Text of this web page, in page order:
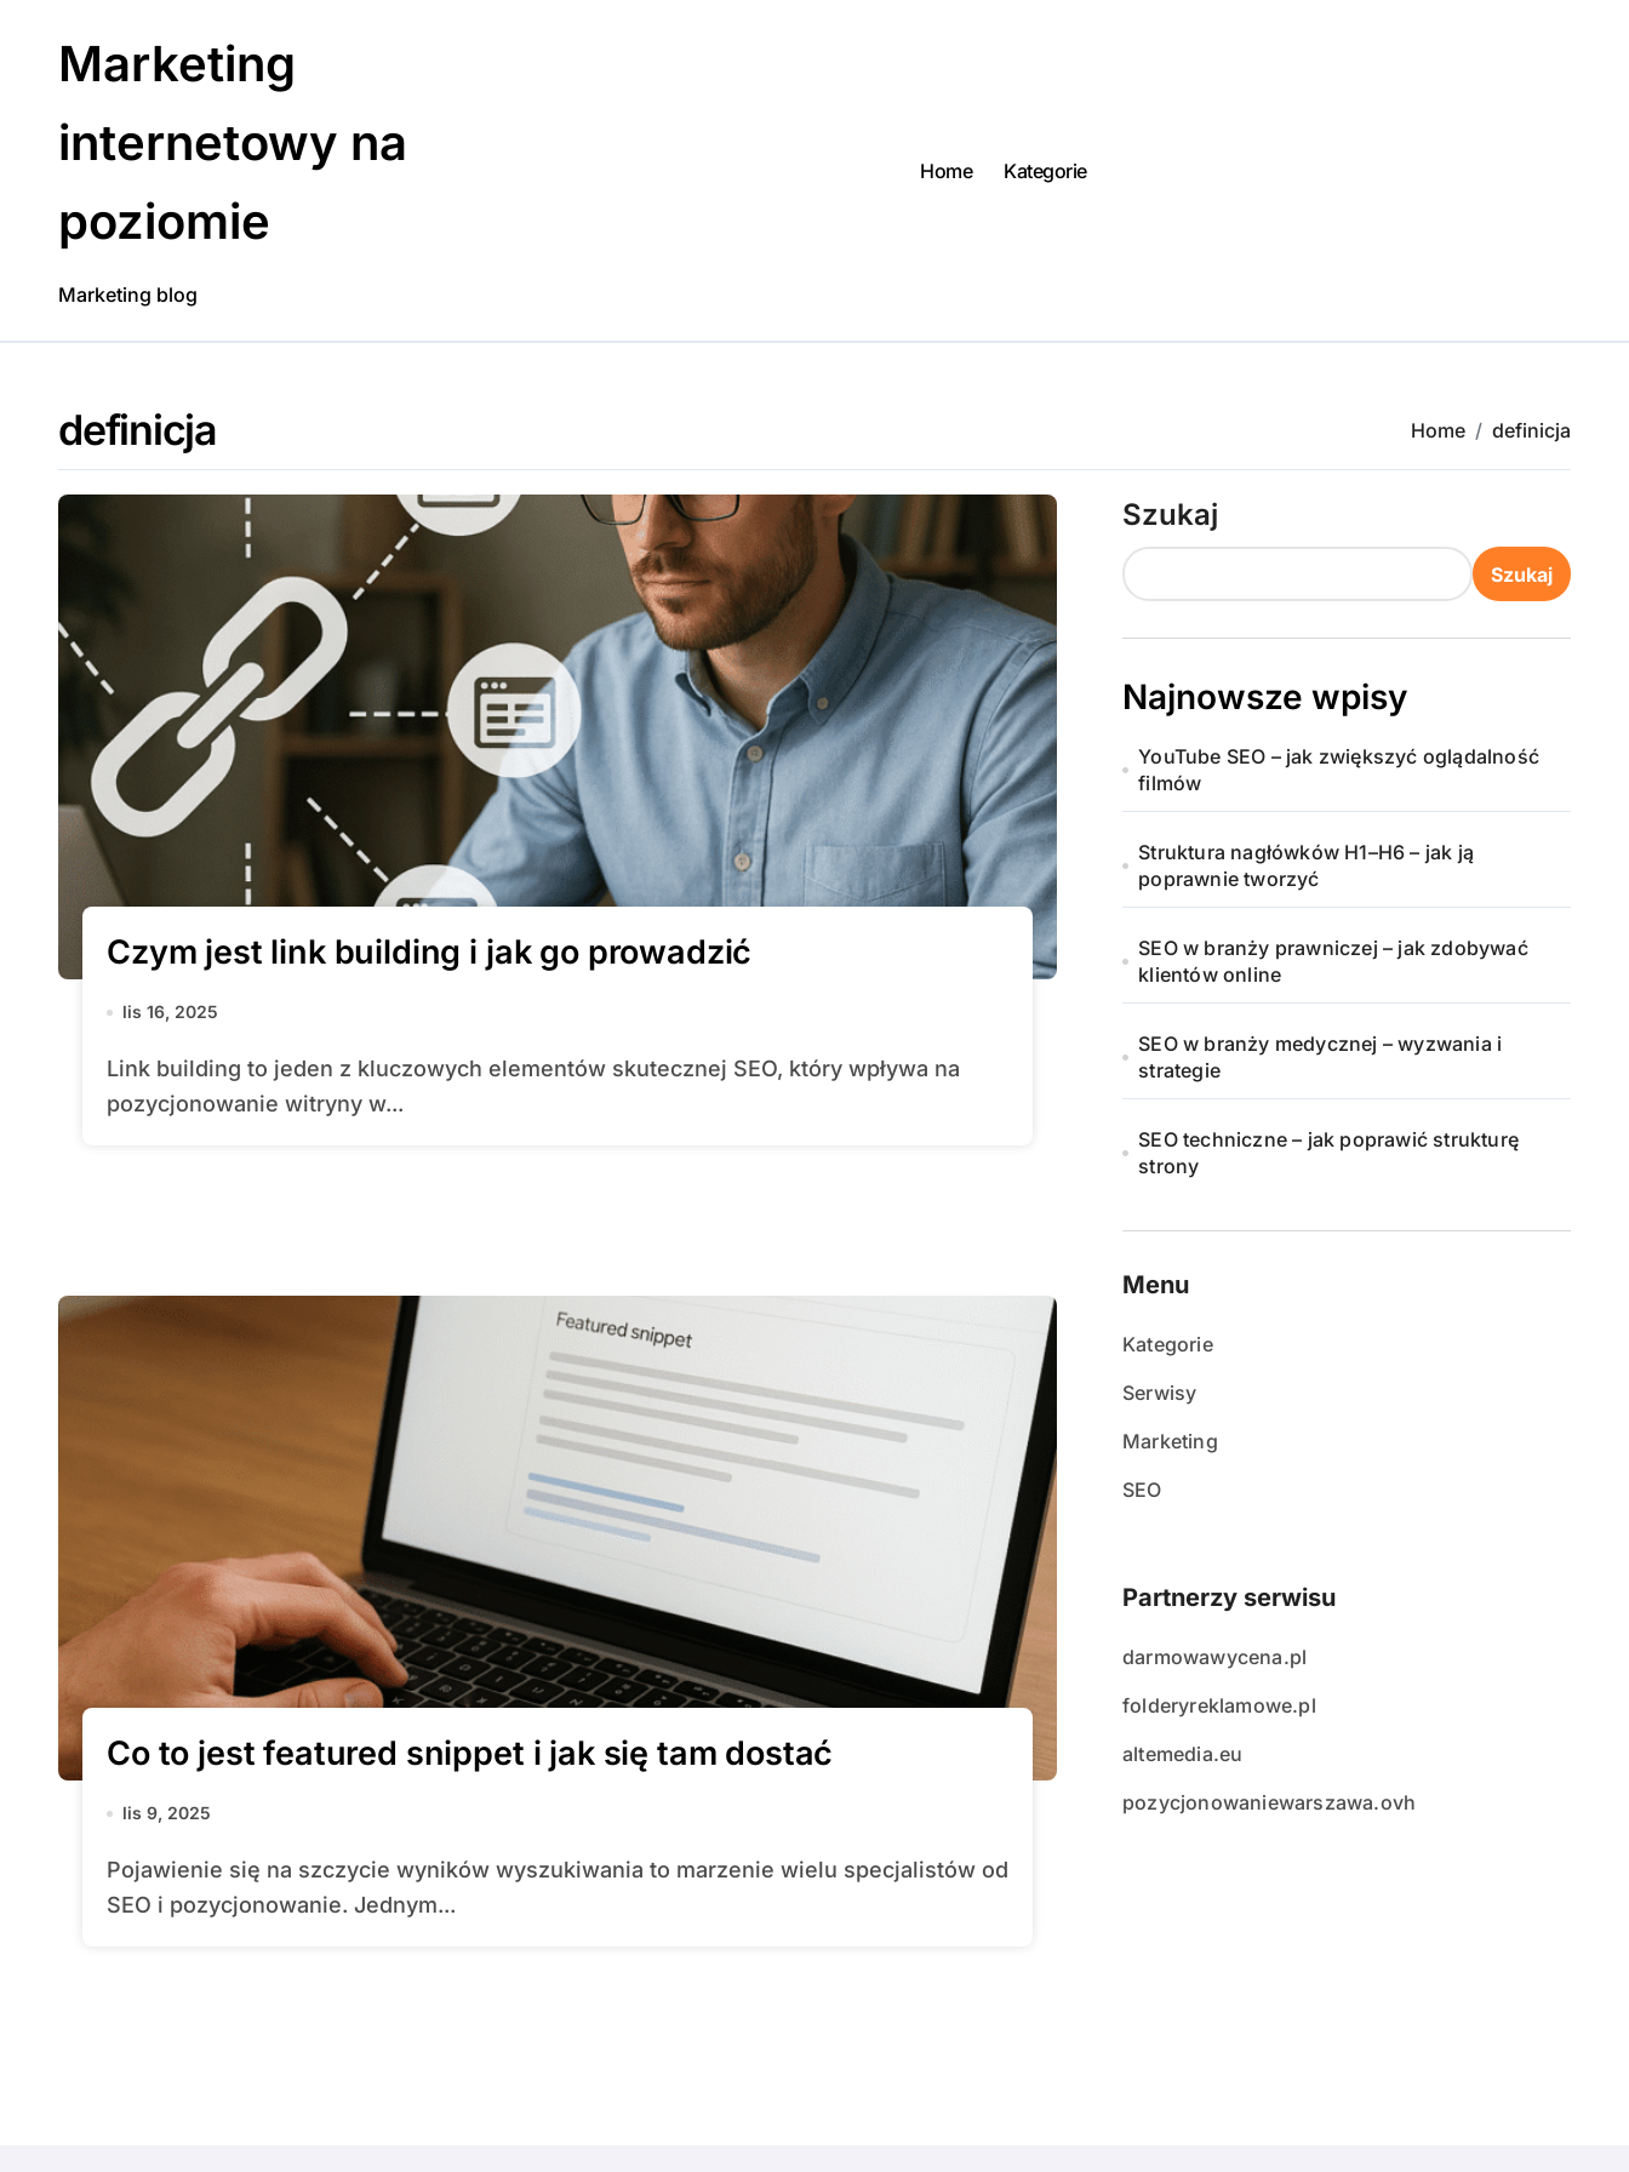
Marketing
internetowy na
poziomie
Marketing blog
Home Kategorie
definicja Home definicja
Czym jest link building i jak go prowadzić
lis 16, 2025
Link building to jeden z kluczowych elementów skutecznej SEO, który wpływa na
pozycjonowanie witryny w...
Co to jest featured snippet i jak się tam dostać
lis 9, 2025
Pojawienie się na szczycie wyników wyszukiwania to marzenie wielu specjalistów od
SEO i pozycjonowanie. Jednym...
Szukaj
Szukaj
Najnowsze wpisy
YouTube SEO – jak zwiększyć oglądalność
filmów
Struktura nagłówków H1–H6 – jak ją
poprawnie tworzyć
SEO w branży prawniczej – jak zdobywać
klientów online
SEO w branży medycznej – wyzwania i
strategie
SEO techniczne – jak poprawić strukturę
strony
Menu
Kategorie
Serwisy
Marketing
SEO
Partnerzy serwisu
darmowawycena.pl
folderyreklamowe.pl
altemedia.eu
pozycjonowaniewarszawa.ovh